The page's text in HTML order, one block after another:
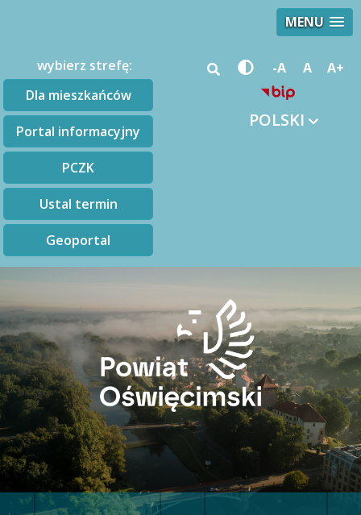
MENU
wybierz strefę:
Dla mieszkańców
Portal informacyjny
PCZK
Ustal termin
Geoportal
-A A A+
POLSKI